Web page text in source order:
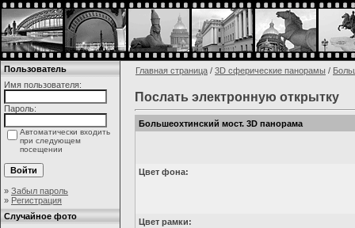
Пользователь
Имя пользователя:
Пароль:
Автоматически входить
при следующем
посещении
» Забыл пароль
» Регистрация
Случайное фото
Главная страница / 3D сферические панорамы /
Послать электронную открытку
Большеохтинский мост. 3D панорама
Цвет фона:
Цвет рамки: